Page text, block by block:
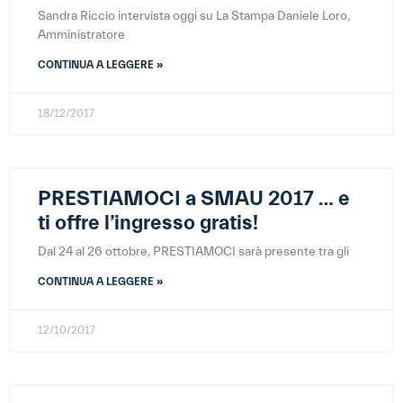
Sandra Riccio intervista oggi su La Stampa Daniele Loro,
Amministratore
CONTINUA A LEGGERE »
18/12/2017
PRESTIAMOCI a SMAU 2017 … e
ti offre l’ingresso gratis!
Dal 24 al 26 ottobre, PRESTIAMOCI sarà presente tra gli
CONTINUA A LEGGERE »
12/10/2017